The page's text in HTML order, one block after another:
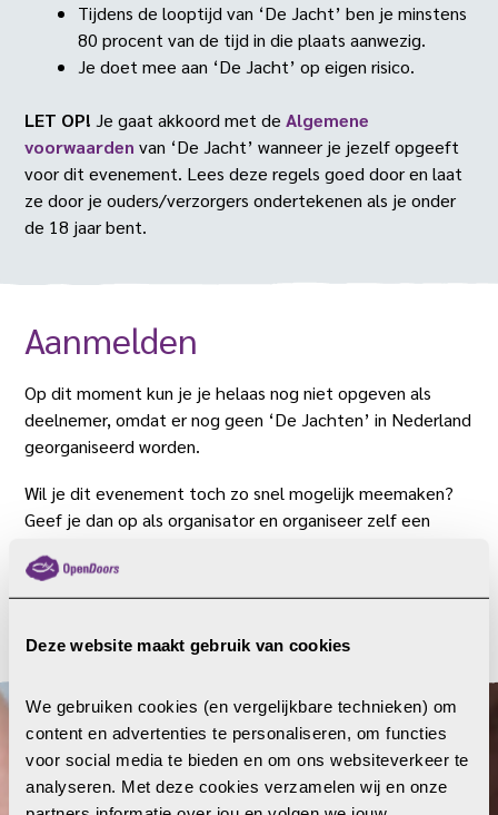
Deze website maakt gebruik van cookies
We gebruiken cookies (en vergelijkbare technieken) om
content en advertenties te personaliseren, om functies
voor social media te bieden en om ons websiteverkeer te
analyseren. Met deze cookies verzamelen wij en onze
Tijdens de looptijd van ‘De Jacht’ ben je minstens
80 procent van de tijd in die plaats aanwezig.
Je doet mee aan ‘De Jacht’ op eigen risico.
LET OP! Je gaat akkoord met deAlgemene
voorwaarden van ‘De Jacht’ wanneer je jezelf opgeeft
voor dit evenement. Lees deze regels goed door en laat
ze door je ouders/verzorgers ondertekenen als je onder
de 18 jaar bent.
Aanmelden
Op dit moment kun je je helaas nog niet opgeven als
deelnemer, omdat er nog geen ‘De Jachten’ in Nederland
georganiseerd worden.
Wil je dit evenement toch zo snel mogelijk meemaken?
Geef je dan op als organisator en organiseer zelf een
SCHRIJF JE IN VOOR DE